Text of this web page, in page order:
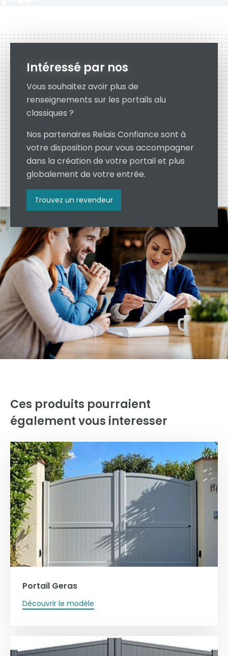
Intéressé par nos
Vous souhaitez avoir plus de
renseignements sur les portails alu
classiques ?
Nos partenaires Relais Confiance sont à
votre disposition pour vous accompagner
dans la création de votre portail et plus
globalement de votre entrée.
Trouvez un revendeur
Ces produits pourraient
également vous interesser
Portail Geras
Découvrir le modèle